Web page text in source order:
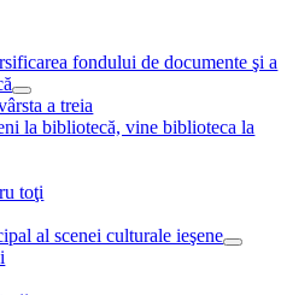
fondului de documente şi a
a treia
la bibliotecă, vine biblioteca la
toţi
al scenei culturale ieşene